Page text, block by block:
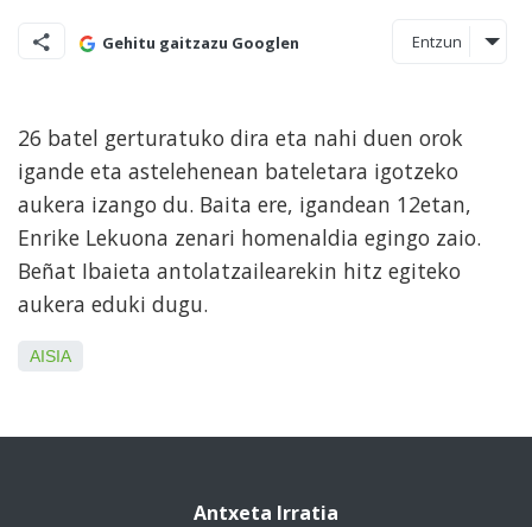
Gehitu gaitzazu Googlen Entzun
26 batel gerturatuko dira eta nahi duen orok
igande eta astelehenean bateletara igotzeko
aukera izango du. Baita ere, igandean 12etan,
Enrike Lekuona zenari homenaldia egingo zaio.
Beñat Ibaieta antolatzailearekin hitz egiteko
aukera eduki dugu.
AISIA
Antxeta Irratia